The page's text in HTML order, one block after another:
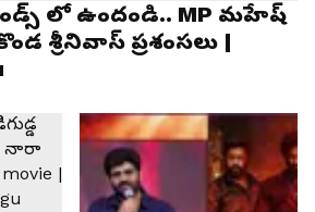
లో ఉందండి.. MP మహేష్
శ్రీనివాస్ ప్రశంసలు |